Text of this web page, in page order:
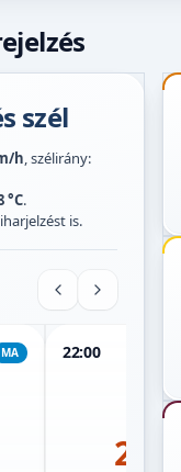
szél
h, szélirány:
°C.
is.
MA 22:00
25°